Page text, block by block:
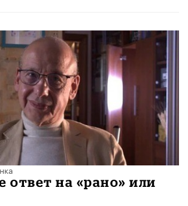
ответ на «рано» или